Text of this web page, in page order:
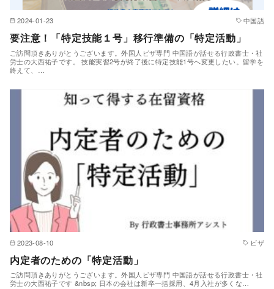
2024-01-23 中国語
要注意！「特定技能１号」移行準備の「特定活動」
ご訪問頂きありがとうございます。外国人ビザ専門 中国語が話せる行政書士・社
労士の大西祐子です。 技能実習2号が終了後に特定技能1号へ変更したい。留学を
終えて、…
2023-08-10 ビザ
内定者のための「特定活動」
ご訪問頂きありがとうございます。外国人ビザ専門 中国語が話せる行政書士・社
労士の大西祐子です &nbsp; 日本の会社は新卒一括採用、4月入社が多くな…